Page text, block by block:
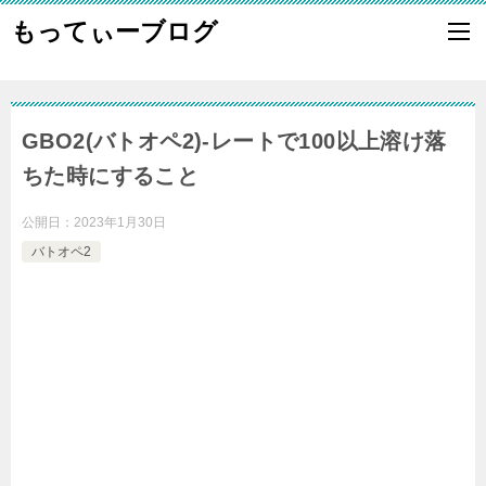
もってぃーブログ
GBO2(バトオペ2)-レートで100以上溶け落
ちた時にすること
公開日： 2023年1月30日
バトオペ2